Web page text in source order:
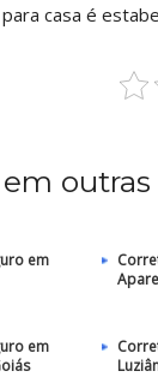
casa é
em
em
em